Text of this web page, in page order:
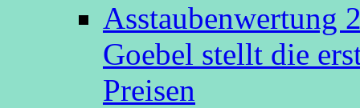
Asstaubenwertung
Goebel stellt die
Preisen